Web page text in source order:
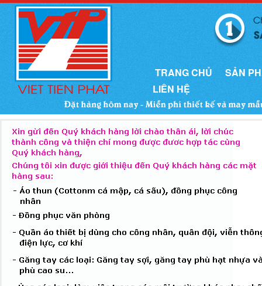
TRANG CHỦ
SẢN
LIÊN HỆ